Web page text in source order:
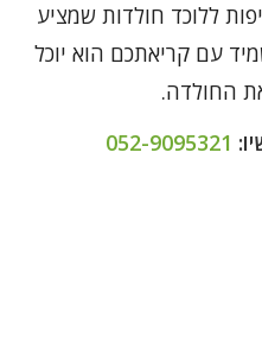
ללוכד חולדות שמציע
כך שמיד עם קריאתכם הוא יוכל
החולדה.
052-9095321